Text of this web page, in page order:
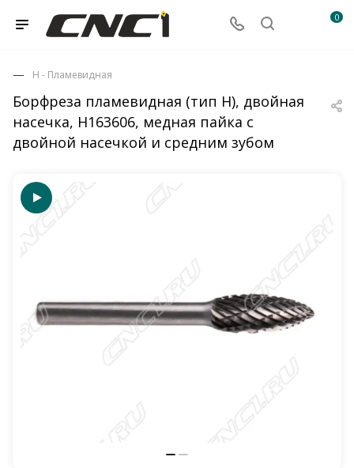
0
Борфреза пламевидная (тип Н), двойная
насечка, Н163606, медная пайка с
двойной насечкой и средним зубом
H - Пламевидная